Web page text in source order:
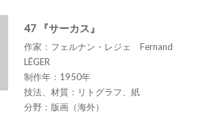
47 『サーカス』
作家：フェルナン・レジェ Fernand
LÉGER
制作年：1950年
技法、材質：リトグラフ、紙
分野：版画（海外）